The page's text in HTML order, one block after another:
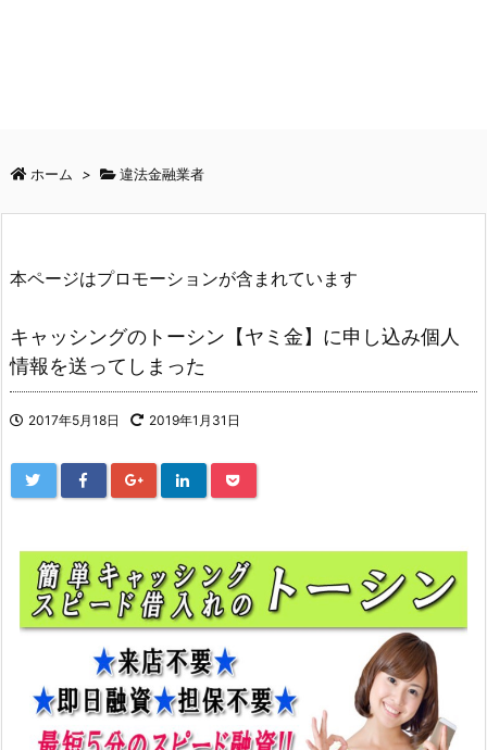
ホーム > 違法金融業者
本ページはプロモーションが含まれています
キャッシングのトーシン【ヤミ金】に申し込み個人
情報を送ってしまった
2017年5月18日 2019年1月31日